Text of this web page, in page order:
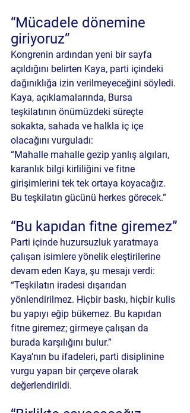
“Mücadele dönemine
giriyoruz”
Kongrenin ardından yeni bir sayfa
açıldığını belirten Kaya, parti içindeki
dağınıklığa izin verilmeyeceğini söyledi.
Kaya, açıklamalarında, Bursa
teşkilatının önümüzdeki süreçte
sokakta, sahada ve halkla iç içe
olacağını vurguladı:
“Mahalle mahalle gezip yanlış algıları,
karanlık bilgi kirliliğini ve fitne
girişimlerini tek tek ortaya koyacağız.
Bu teşkilatın gücünü herkes görecek.”
“Bu kapıdan fitne giremez”
Parti içinde huzursuzluk yaratmaya
çalışan isimlere yönelik eleştirilerine
devam eden Kaya, şu mesajı verdi:
“Teşkilatın iradesi dışarıdan
yönlendirilmez. Hiçbir baskı, hiçbir kulis
bu yapıyı eğip bükemez. Bu kapıdan
fitne giremez; girmeye çalışan da
burada karşılığını bulur.”
Kaya’nın bu ifadeleri, parti disiplinine
vurgu yapan bir çerçeve olarak
değerlendirildi.